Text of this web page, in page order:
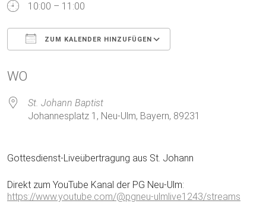
10:00 – 11:00
ZUM KALENDER HINZUFÜGEN
WO
St. Johann Baptist
Johannesplatz 1, Neu-Ulm, Bayern, 89231
Gottesdienst-Liveübertragung aus St. Johann
Direkt zum YouTube Kanal der PG Neu-Ulm:
https://www.youtube.com/@pgneu-ulmlive1243/streams